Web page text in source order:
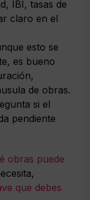
IBI, tasas de
claro en el
esto se
es bueno
de obras.
si el
pendiente
obras puede
que debes